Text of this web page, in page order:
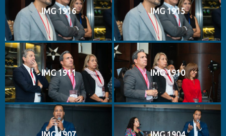
IMG 1916 IMG 1915
IMG 1911 IMG 1910